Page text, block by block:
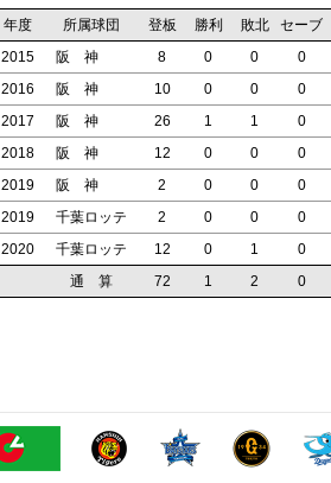
年度 所属球団 登板 勝利 敗北 セーブ
2015
阪 神 8 0 0 0
2016
阪 神 10 0 0 0
2017
阪 神 26 1 1 0
2018
阪 神 12 0 0 0
2019
阪 神 2 0 0 0
2019
千葉ロッテ 2 0 0 0
2020
千葉ロッテ 12 0 1 0
通 算
72 1 2 0